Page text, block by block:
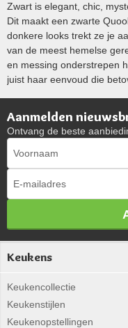
Zwart is elegant, chic,
Dit maakt een zwarte
donkere looks trekt ze je
van de meest hemelse
en messing onderstrepen
juist haar eenvoud die
Aanmelden
Ontvang de beste
Keukens
Keukencollectie
Keukenstijlen
Keukenopstellingen